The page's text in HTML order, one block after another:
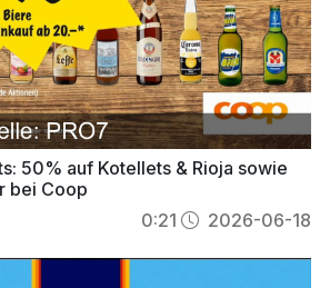
50% auf Kotellets & Rioja sowie
bei Coop
0:21 2026-06-18